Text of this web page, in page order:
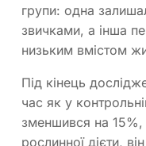
групи: одна
звичками, а інша
низьким вмістом
Під кінець
час як у
зменшився на
рослинної дієти,